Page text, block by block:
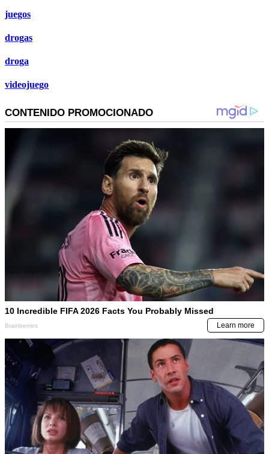
juegos
drogas
droga
videojuego